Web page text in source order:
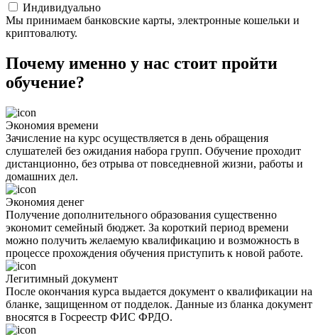
Индивидуально
Мы принимаем банковские карты, электронные кошельки и
криптовалюту.
Почему именно у нас стоит пройти
обучение?
Экономия времени
Зачисление на курс осуществляется в день обращения
слушателей без ожидания набора групп. Обучение проходит
дистанционно, без отрыва от повседневной жизни, работы и
домашних дел.
Экономия денег
Получение дополнительного образования существенно
экономит семейный бюджет. За короткий период времени
можно получить желаемую квалификацию и возможность в
процессе прохождения обучения приступить к новой работе.
Легитимный документ
После окончания курса выдается документ о квалификации на
бланке, защищенном от подделок. Данные из бланка документ
вносятся в Госреестр ФИС ФРДО.